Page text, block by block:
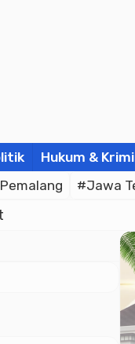
Hukum &
#Jawa